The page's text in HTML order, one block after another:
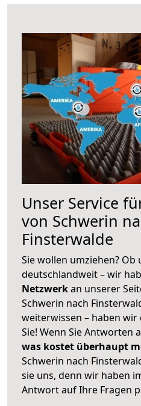
Unser Service
von Schwerin
Finsterwalde
Sie wollen umziehen? Ob
deutschlandweit – wir
Netzwerkan unserer
Schwerin nach
weiterwissen – haben
Sie! Wenn Sie Antworten
was kostet überhaupt
Schwerin nach
sie uns, denn wir haben
Antwort auf Ihre Fragen